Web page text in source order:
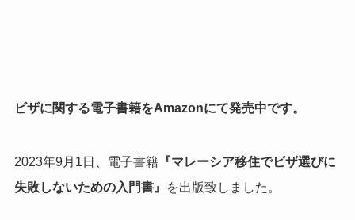
ビザに関する電子書籍をAmazonにて発売中です。
2023年9月1日、電子書籍『マレーシア移住でビザ選びに
失敗しないための入門書』
を出版致しました。